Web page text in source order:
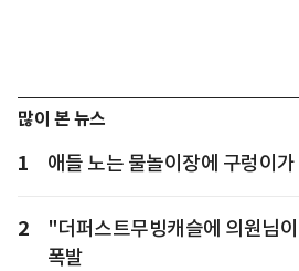
많이 본 뉴스
1 애들 노는 물놀이장에 구렁이
2
"더퍼스트무빙캐슬에 의원님
폭발